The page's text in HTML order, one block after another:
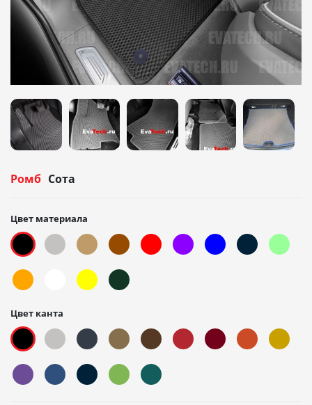
Ромб Сота
Цвет материала
Цвет канта